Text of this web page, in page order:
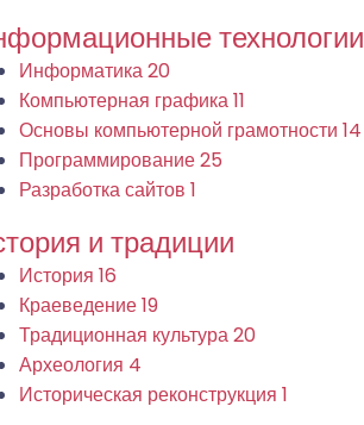
технологии
Информатика20
Компьютерная графика11
Основы компьютерной грамотности 14
Программирование25
Разработка сайтов 1
и традиции
История 16
Краеведение19
Традиционная культура20
Археология 4
Историческая реконструкция 1